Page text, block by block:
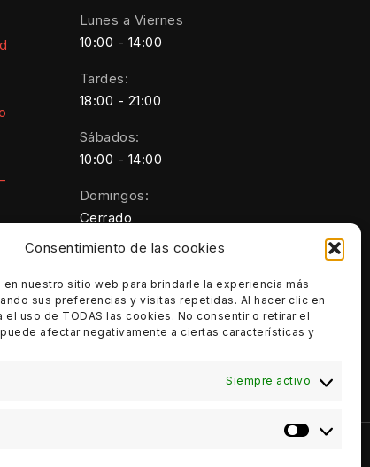
Consentimiento de las cookies
nuestro sitio web para brindarle la experiencia más
sus preferencias y visitas repetidas. Al hacer clic en
el uso de TODAS las cookies. No consentir o retirar el
afectar negativamente a ciertas características y
Siempre activo
y
Lunes a Viernes
10:00 - 14:00
Tardes:
18:00 - 21:00
Sábados:
10:00 - 14:00
Domingos:
Cerrado